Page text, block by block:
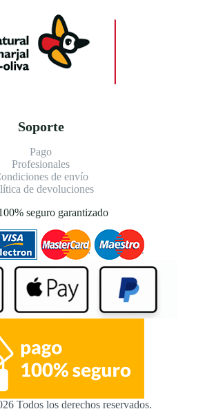
Soporte
Pago
Profesionales
de envío
de devoluciones
seguro garantizado
Todos los derechos reservados.